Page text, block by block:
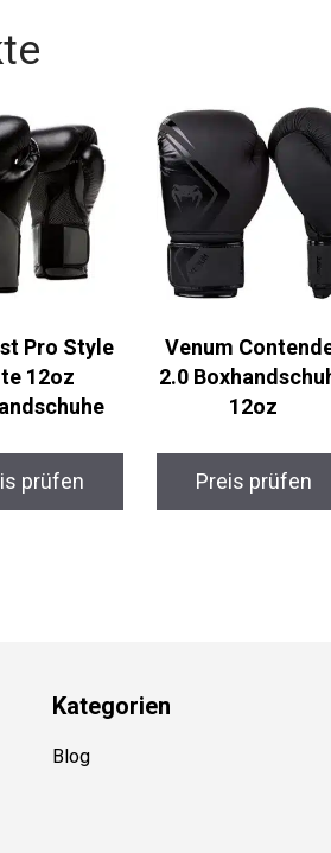
Pro Style
12oz
prüfen
Venum
2.0
12oz
Preis prüfen
Kategorien
Blog